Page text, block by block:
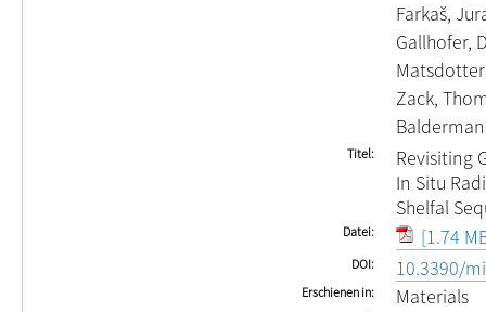
Farkaš,
Gallhofer,
Zack,
Titel
Revisiting
In Situ
Shelfal
Datei [1.74
DOI 10.3390/
Erschienen in Materials